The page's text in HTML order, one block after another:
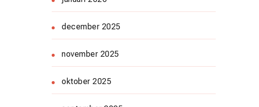
december 2025
november 2025
oktober 2025